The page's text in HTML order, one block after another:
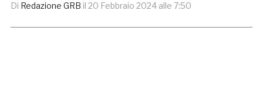
Di Redazione GRB il 20 Febbraio 2024 alle 7:50